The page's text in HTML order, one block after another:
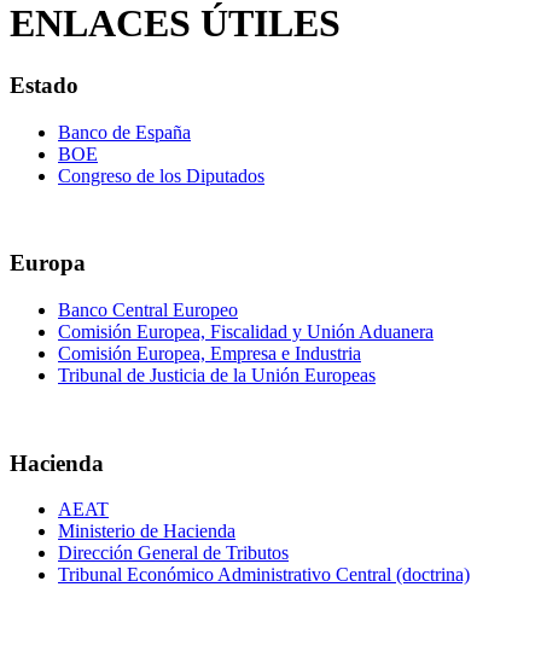
ENLACES ÚTILES
Estado
Banco de España
BOE
Congreso de los Diputados
Europa
Banco Central Europeo
Comisión Europea, Fiscalidad y Unión Aduanera
Comisión Europea, Empresa e Industria
Tribunal de Justicia de la Unión Europeas
Hacienda
AEAT
Ministerio de Hacienda
Dirección General de Tributos
Tribunal Económico Administrativo Central (doctrina)